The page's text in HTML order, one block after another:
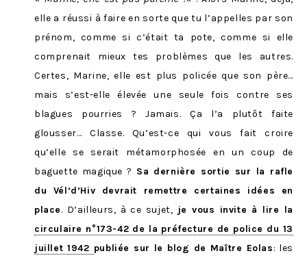
elle a réussi à faire en sorte que tu l’appelles par son
prénom, comme si c’était ta pote, comme si elle
comprenait mieux tes problèmes que les autres.
Certes, Marine, elle est plus policée que son père…
mais s’est-elle élevée une seule fois contre ses
blagues pourries ? Jamais. Ça l’a plutôt faite
glousser… Classe. Qu’est-ce qui vous fait croire
qu’elle se serait métamorphosée en un coup de
baguette magique ? Sa dernière sortie sur la rafle
du Vél’d’Hiv devrait remettre certaines idées en
place. D’ailleurs, à ce sujet, je vous invite à lire la
circulaire n°173-42 de la préfecture de police du 13
juillet 1942 publiée sur le blog de Maître Eolas: les